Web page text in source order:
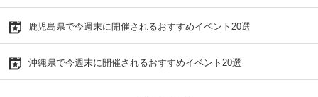
鹿児島県で今週末に開催されるおすすめイベント20選
沖縄県で今週末に開催されるおすすめイベント20選